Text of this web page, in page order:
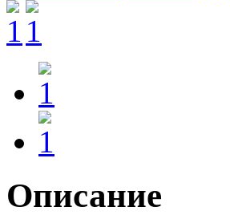
Описание